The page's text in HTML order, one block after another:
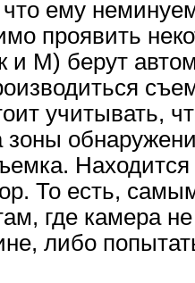
что ему
проявить
и М) берут
учитывать,
зоны
То есть,
где камера
либо